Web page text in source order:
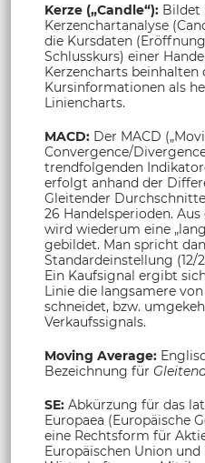
Kerze („Candle“): Bildet
Kerzenchartanalyse
die Kursdaten
Schlusskurs) einer
Kerzencharts
Kursinformationen als
Liniencharts.
MACD: Der MACD
Convergence/
trendfolgenden
erfolgt anhand der
Gleitender
26 Handelsperioden.
wird wiederum eine
gebildet. Man spricht
Standardeinstellung (12/
Ein Kaufsignal ergibt
Linie die langsamere
schneidet, bzw.
Verkaufssignals.
Moving Average:
Bezeichnung für
SE: Abkürzung für das
Europaea (Europäische
eine Rechtsform für
Europäischen Union